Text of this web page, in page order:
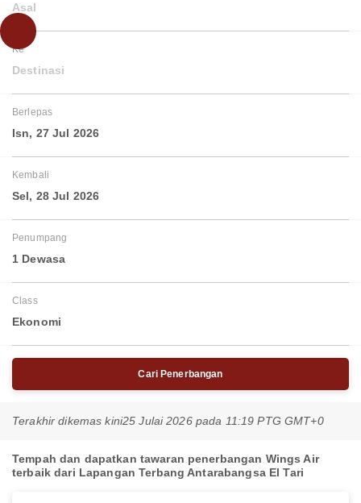
Asal
Ke
Destinasi
Berlepas
Isn, 27 Jul 2026
Kembali
Sel, 28 Jul 2026
Penumpang
1 Dewasa
Class
Ekonomi
Cari Penerbangan
Terakhir dikemas kini25 Julai 2026 pada 11:19 PTG GMT+0
Tempah dan dapatkan tawaran penerbangan Wings Air
terbaik dari Lapangan Terbang Antarabangsa El Tari